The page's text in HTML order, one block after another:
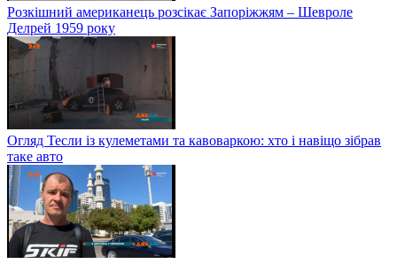
Розкішний американець розсікає Запоріжжям – Шевроле
Делрей 1959 року
Огляд Тесли із кулеметами та кавоваркою: хто і навіщо зібрав
таке авто